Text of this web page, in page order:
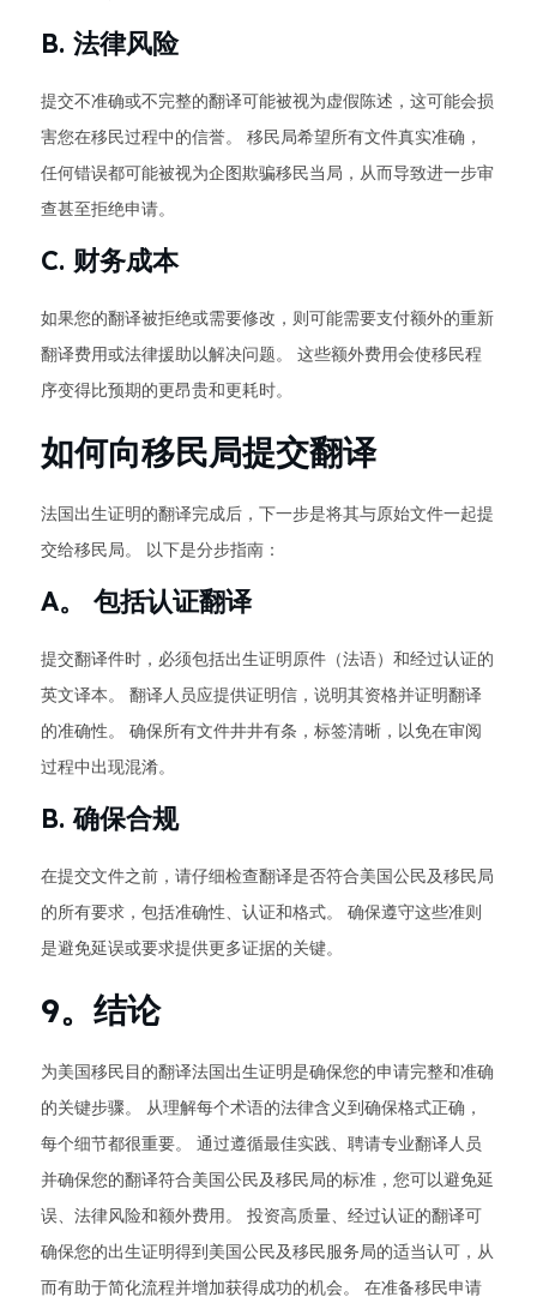
B. 法律风险
提交不准确或不完整的翻译可能被视为虚假陈述，这可能会损
害您在移民过程中的信誉。 移民局希望所有文件真实准确，
任何错误都可能被视为企图欺骗移民当局，从而导致进一步审
查甚至拒绝申请。
C. 财务成本
如果您的翻译被拒绝或需要修改，则可能需要支付额外的重新
翻译费用或法律援助以解决问题。 这些额外费用会使移民程
序变得比预期的更昂贵和更耗时。
如何向移民局提交翻译
法国出生证明的翻译完成后，下一步是将其与原始文件一起提
交给移民局。 以下是分步指南：
A。 包括认证翻译
提交翻译件时，必须包括出生证明原件（法语）和经过认证的
英文译本。 翻译人员应提供证明信，说明其资格并证明翻译
的准确性。 确保所有文件井井有条，标签清晰，以免在审阅
过程中出现混淆。
B. 确保合规
在提交文件之前，请仔细检查翻译是否符合美国公民及移民局
的所有要求，包括准确性、认证和格式。 确保遵守这些准则
是避免延误或要求提供更多证据的关键。
9。结论
为美国移民目的翻译法国出生证明是确保您的申请完整和准确
的关键步骤。 从理解每个术语的法律含义到确保格式正确，
每个细节都很重要。 通过遵循最佳实践、聘请专业翻译人员
并确保您的翻译符合美国公民及移民局的标准，您可以避免延
误、法律风险和额外费用。 投资高质量、经过认证的翻译可
确保您的出生证明得到美国公民及移民服务局的适当认可，从
而有助于简化流程并增加获得成功的机会。 在准备移民申请